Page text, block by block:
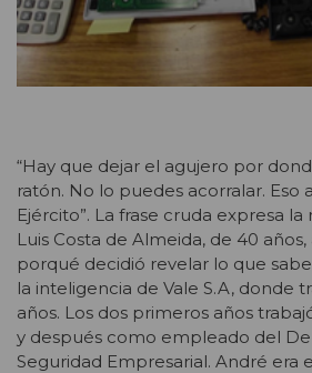
“Hay que dejar el agujero por
ratón. No lo puedes acorralar. Eso
Ejército”. La frase cruda expresa
Luis Costa de Almeida, de 40
porqué decidió revelar lo que
la inteligencia de Vale S.A, donde
años. Los dos primeros años
y después como empleado del
Seguridad Empresarial. André era